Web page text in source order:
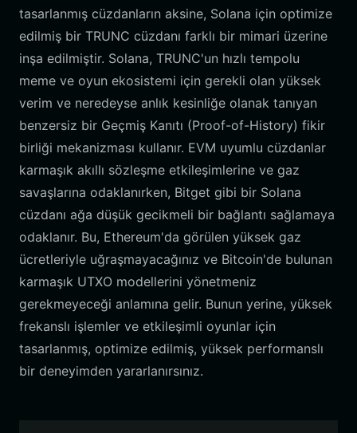
tasarlanmış cüzdanların aksine, Solana için optimize
edilmiş bir TRUNC cüzdanı farklı bir mimari üzerine
inşa edilmiştir. Solana, TRUNC'un hızlı tempolu
meme ve oyun ekosistemi için gerekli olan yüksek
verim ve neredeyse anlık kesinliğe olanak tanıyan
benzersiz bir Geçmiş Kanıtı (Proof-of-History) fikir
birliği mekanizması kullanır. EVM uyumlu cüzdanlar
karmaşık akıllı sözleşme etkileşimlerine ve gaz
savaşlarına odaklanırken, Bitget gibi bir Solana
cüzdanı ağa düşük gecikmeli bir bağlantı sağlamaya
odaklanır. Bu, Ethereum'da görülen yüksek gaz
ücretleriyle uğraşmayacağınız ve Bitcoin'de bulunan
karmaşık UTXO modellerini yönetmeniz
gerekmeyeceği anlamına gelir. Bunun yerine, yüksek
frekanslı işlemler ve etkileşimli oyunlar için
tasarlanmış, optimize edilmiş, yüksek performanslı
bir deneyimden yararlanırsınız.